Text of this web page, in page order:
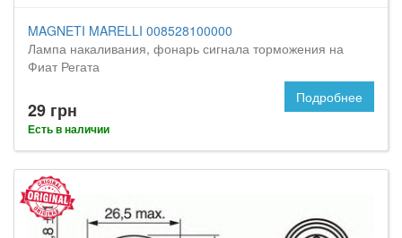
MAGNETI MARELLI 008528100000
Лампа накаливания, фонарь сигнала торможения на
Фиат Регата
29 грн
Есть в наличии
Подробнее